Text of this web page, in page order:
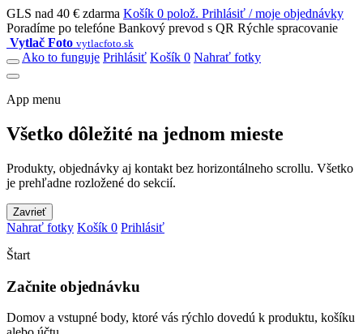
GLS nad 40 € zdarma Košík 0 polož. Prihlásiť / moje objednávky
Poradíme po telefóne Bankový prevod s QR Rýchle spracovanie
Vytlač Foto vytlacfoto.sk
Ako to funguje Prihlásiť Košík 0 Nahrať fotky
App menu
Všetko dôležité na jednom mieste
Produkty, objednávky aj kontakt bez horizontálneho scrollu. Všetko
je prehľadne rozložené do sekcií.
Zavrieť
Nahrať fotky Košík 0 Prihlásiť
Štart
Začnite objednávku
Domov a vstupné body, ktoré vás rýchlo dovedú k produktu, košíku